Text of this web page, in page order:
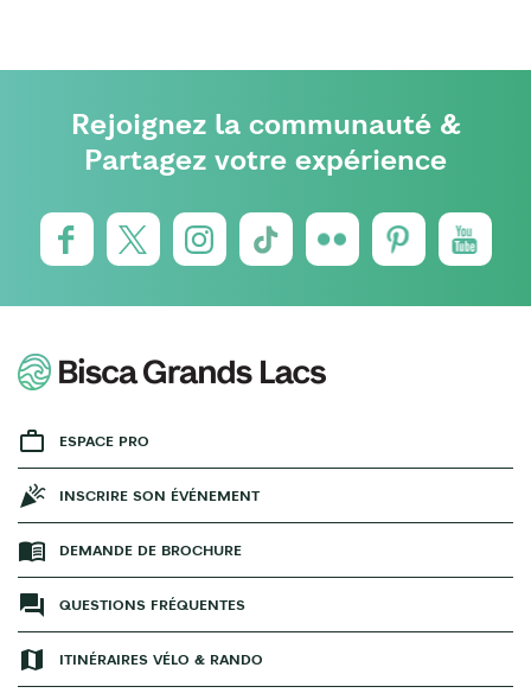
Rejoignez la communauté &
Partagez votre expérience
ESPACE PRO
INSCRIRE SON ÉVÉNEMENT
DEMANDE DE BROCHURE
QUESTIONS FRÉQUENTES
ITINÉRAIRES VÉLO & RANDO